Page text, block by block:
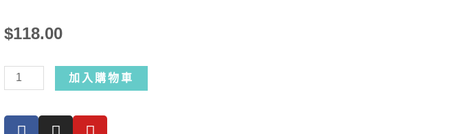
$118.00
加入購物車